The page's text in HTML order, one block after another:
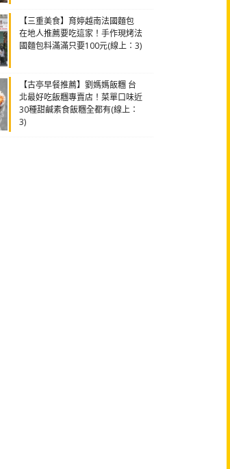
【三重美食】育婷越南法國麵包
在地人推薦要吃這家！手作現烤法
國麵包料滿滿只要100元(線上：3)
【古亭早餐推薦】劉媽媽飯糰 台
北最好吃飯糰專賣店！菜單口味近
30種甜鹹素食飯糰全都有(線上：
3)